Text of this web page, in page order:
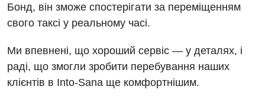
Мамографія
Рентгенографія
УЗД
Денний стаціонар
Діагностичне відділення
Ендоскопічне відділення
Онкологічне відділлення
Декларування
Національний скринінг здоров’я 40+
Бонд, він зможе спостерігати за переміщенням
свого таксі у реальному часі.
Ми впевнені, що хороший сервіс — у деталях, і
раді, що змогли зробити перебування наших
клієнтів в Into-Sana ще комфортнішим.